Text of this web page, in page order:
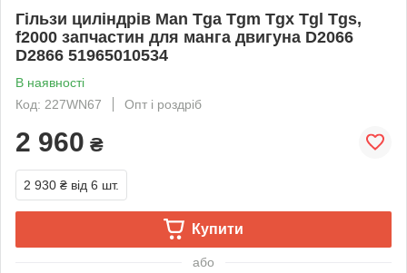
Гільзи циліндрів Man Tga Tgm Tgx Tgl Tgs,
f2000 запчастин для манга двигуна D2066
D2866 51965010534
В наявності
Код: 227WN67
Опт і роздріб
2 960 ₴
2 930 ₴ від 6 шт.
Купити
або